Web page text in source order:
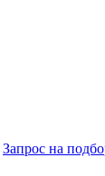
Запрос на